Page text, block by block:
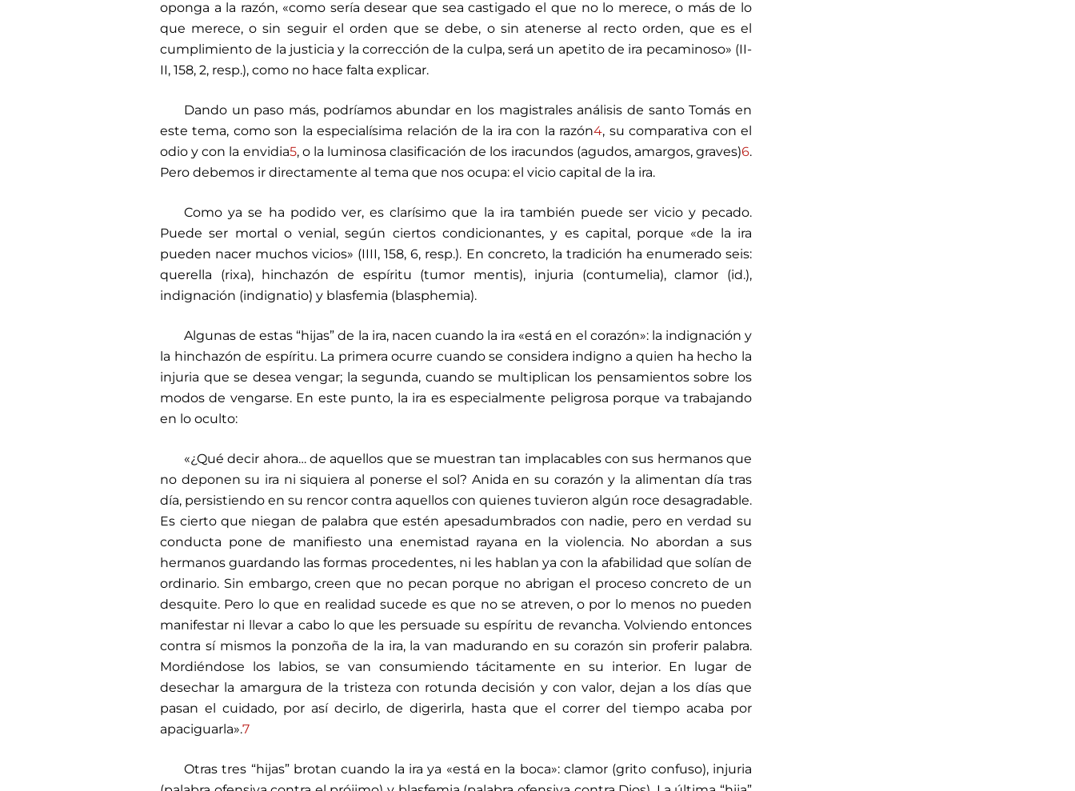
oponga a la razón, «como sería desear que sea castigado el que no lo merece, o más de lo
que merece, o sin seguir el orden que se debe, o sin atenerse al recto orden, que es el
cumplimiento de la justicia y la corrección de la culpa, será un apetito de ira pecaminoso» (II-
II, 158, 2, resp.), como no hace falta explicar.
Dando un paso más, podríamos abundar en los magistrales análisis de santo Tomás en
este tema, como son la especialísima relación de la ira con la razón4, su comparativa con el
odio y con la envidia5, o la luminosa clasificación de los iracundos (agudos, amargos, graves)6.
Pero debemos ir directamente al tema que nos ocupa: el vicio capital de la ira.
Como ya se ha podido ver, es clarísimo que la ira también puede ser vicio y pecado.
Puede ser mortal o venial, según ciertos condicionantes, y es capital, porque «de la ira
pueden nacer muchos vicios» (II­II, 158, 6, resp.). En concreto, la tradición ha enumerado seis:
querella (rixa), hinchazón de espíritu (tumor mentis), injuria (contumelia), clamor (id.),
indignación (indignatio) y blasfemia (blasphemia).
Algunas de estas “hijas” de la ira, nacen cuando la ira «está en el corazón»: la indignación y
la hinchazón de espíritu. La primera ocurre cuando se considera indigno a quien ha hecho la
injuria que se desea vengar; la segunda, cuando se multiplican los pensamientos sobre los
modos de vengarse. En este punto, la ira es especialmente peligrosa porque va trabajando
en lo oculto:
«¿Qué decir ahora… de aquellos que se muestran tan implacables con sus hermanos que
no deponen su ira ni siquiera al ponerse el sol? Anida en su corazón y la alimentan día tras
día, persistiendo en su rencor contra aquellos con quienes tuvieron algún roce desagradable.
Es cierto que niegan de palabra que estén apesadumbrados con nadie, pero en verdad su
conducta pone de manifiesto una enemistad rayana en la violencia. No abordan a sus
hermanos guardando las formas procedentes, ni les hablan ya con la afabilidad que solían de
ordinario. Sin embargo, creen que no pecan porque no abrigan el proceso concreto de un
desquite. Pero lo que en realidad sucede es que no se atreven, o por lo menos no pueden
manifestar ni llevar a cabo lo que les persuade su espíritu de revancha. Volviendo entonces
contra sí mismos la ponzoña de la ira, la van madurando en su corazón sin proferir palabra.
Mordiéndose los labios, se van consumiendo tácitamente en su interior. En lugar de
desechar la amargura de la tristeza con rotunda decisión y con valor, dejan a los días que
pasan el cuidado, por así decirlo, de digerirla, hasta que el correr del tiempo acaba por
apaciguarla».7
Otras tres “hijas” brotan cuando la ira ya «está en la boca»: clamor (grito confuso), injuria